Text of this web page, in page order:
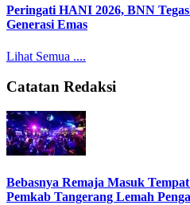
Peringati HANI 2026, BNN
Generasi Emas
Lihat Semua ....
Catatan Redaksi
Bebasnya Remaja Masuk
Pemkab Tangerang Lemah